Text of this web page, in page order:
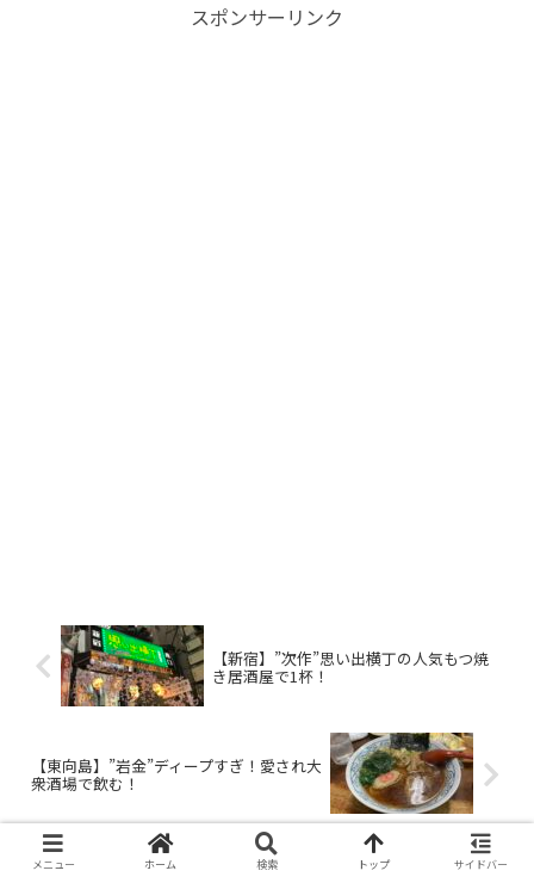
スポンサーリンク
【新宿】”次作”思い出横丁の人気もつ焼
き居酒屋で1杯！
【東向島】”岩金”ディープすぎ！愛され大
衆酒場で飲む！
ホーム 東京 上野
メニュー ホーム 検索 トップ サイドバー